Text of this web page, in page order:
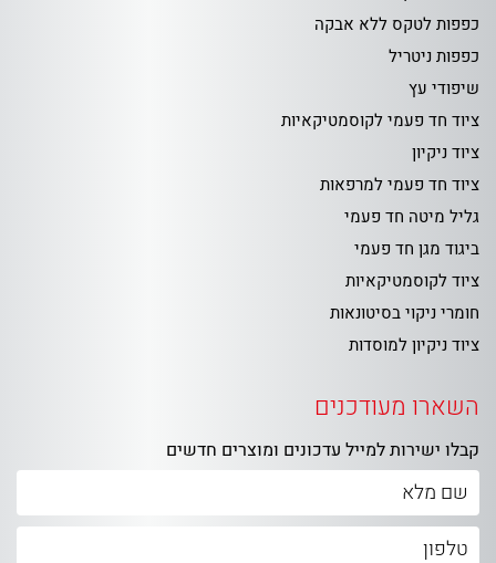
כפפות לטקס ללא אבקה
כפפות ניטריל
שיפודי עץ
ציוד חד פעמי לקוסמטיקאיות
ציוד ניקיון
ציוד חד פעמי למרפאות
גליל מיטה חד פעמי
ביגוד מגן חד פעמי
ציוד לקוסמטיקאיות
חומרי ניקוי בסיטונאות
ציוד ניקיון למוסדות
השארו מעודכנים
קבלו ישירות למייל עדכונים ומוצרים חדשים